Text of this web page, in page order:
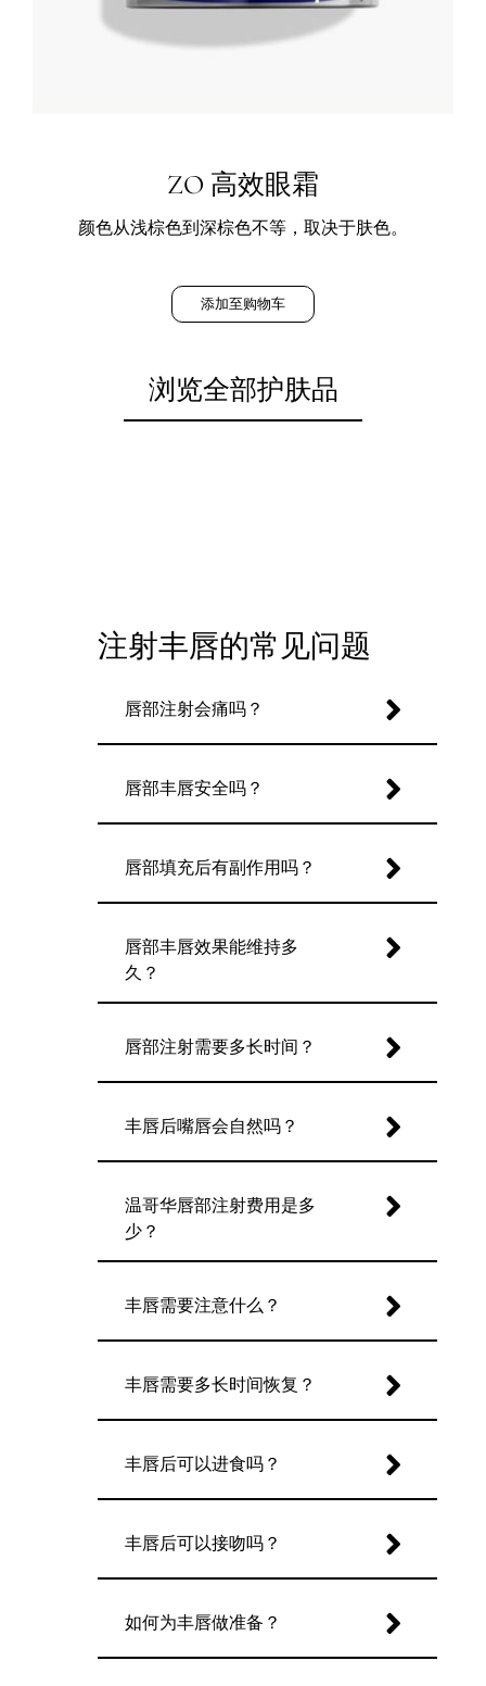
ZO 高效眼霜
颜色从浅棕色到深棕色不等，取决于肤色。
添加至购物车
浏览全部护肤品
注射丰唇的常见问题
唇部注射会痛吗？
唇部丰唇安全吗？
唇部填充后有副作用吗？
唇部丰唇效果能维持多
久？
唇部注射需要多长时间？
丰唇后嘴唇会自然吗？
温哥华唇部注射费用是多
少？
丰唇需要注意什么？
丰唇需要多长时间恢复？
丰唇后可以进食吗？
丰唇后可以接吻吗？
如何为丰唇做准备？